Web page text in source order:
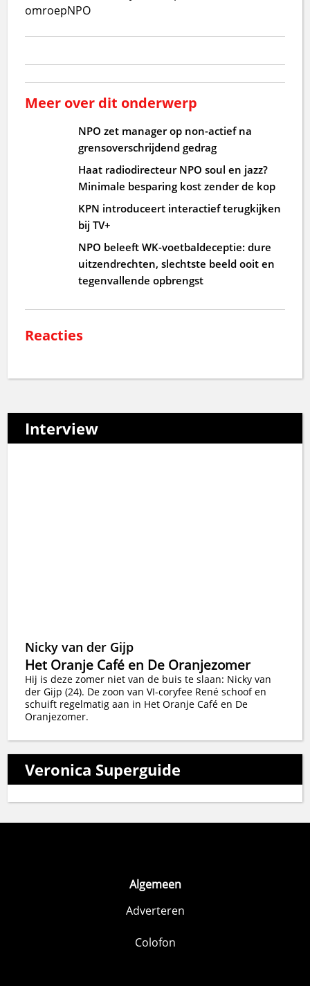
omroepNPO
Meer over dit onderwerp
NPO zet manager op non-actief na
grensoverschrijdend gedrag
Haat radiodirecteur NPO soul en jazz?
Minimale besparing kost zender de kop
KPN introduceert interactief terugkijken
bij TV+
NPO beleeft WK-voetbaldeceptie: dure
uitzendrechten, slechtste beeld ooit en
tegenvallende opbrengst
Reacties
Interview
Nicky van der Gijp
Het Oranje Café en De Oranjezomer
Hij is deze zomer niet van de buis te slaan: Nicky van
der Gijp (24). De zoon van VI-coryfee René schoof en
schuift regelmatig aan in Het Oranje Café en De
Oranjezomer.
Veronica Superguide
Algemeen
Adverteren
Colofon